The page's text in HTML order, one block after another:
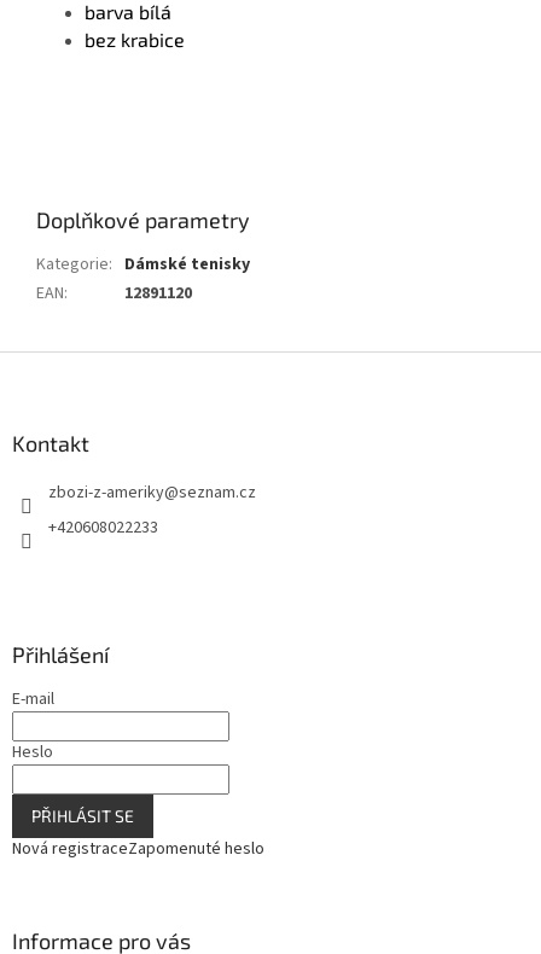
barva bílá
bez krabice
Doplňkové parametry
Kategorie: Dámské tenisky
EAN: 12891120
Kontakt
zbozi-z-ameriky@seznam.cz
+420608022233
Přihlášení
E-mail
Heslo
PŘIHLÁSIT SE
Nová registraceZapomenuté heslo
Informace pro vás